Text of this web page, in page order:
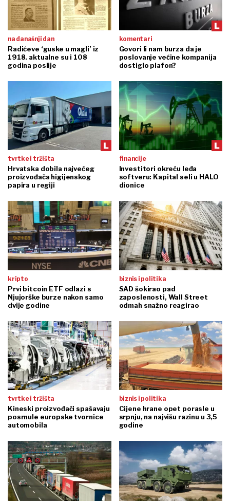
na današnji dan
Radićeve ‘guske u magli’ iz
1918. aktualne su i 108
godina poslije
komentari
Govori li nam burza da je
poslovanje većine kompanija
dostiglo plafon?
tvrtke i tržišta
Hrvatska dobila najvećeg
proizvođača higijenskog
papira u regiji
financije
Investitori okreću leđa
softveru: Kapital seli u HALO
dionice
kripto
Prvi bitcoin ETF odlazi s
Njujorške burze nakon samo
dvije godine
biznis i politika
SAD šokirao pad
zaposlenosti, Wall Street
odmah snažno reagirao
tvrtke i tržišta
Kineski proizvođači spašavaju
posrnule europske tvornice
automobila
biznis i politika
Cijene hrane opet porasle u
srpnju, na najvišu razinu u 3,5
godine